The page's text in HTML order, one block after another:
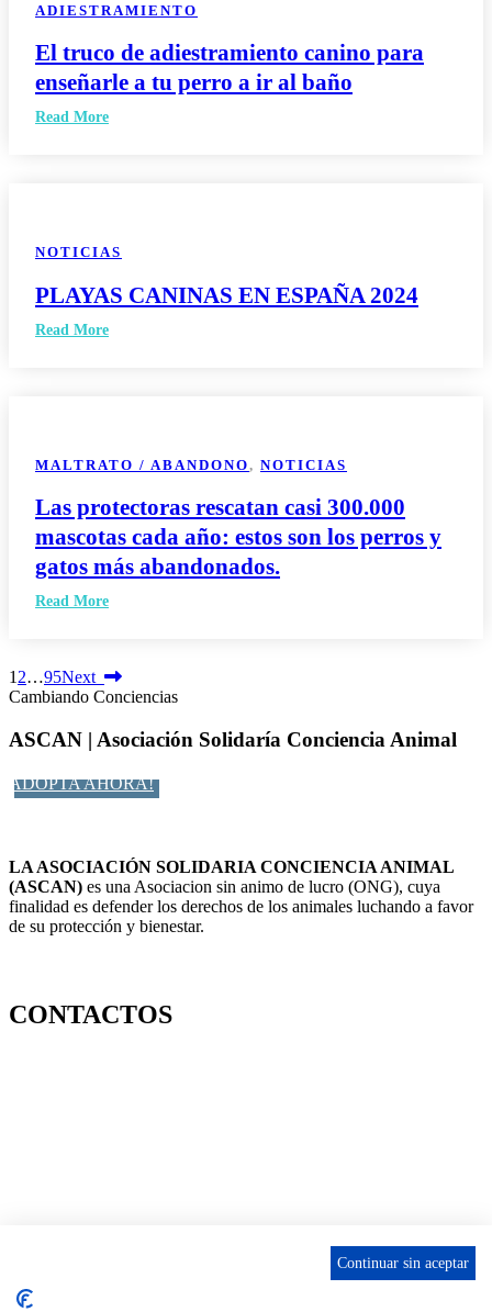
ADIESTRAMIENTO
El truco de adiestramiento canino para
enseñarle a tu perro a ir al baño
Read More
NOTICIAS
PLAYAS CANINAS EN ESPAÑA 2024
Read More
MALTRATO / ABANDONO, NOTICIAS
Las protectoras rescatan casi 300.000
mascotas cada año: estos son los perros y
gatos más abandonados.
Read More
1 2…95Next
Cambiando Conciencias
ASCAN | Asociación Solidaría Conciencia Animal
ADOPTA AHORA!
LA ASOCIACIÓN SOLIDARIA CONCIENCIA ANIMAL
(ASCAN) es una Asociacion sin animo de lucro (ONG), cuya
finalidad es defender los derechos de los animales luchando a favor
de su protección y bienestar.
CONTACTOS
Continuar sin aceptar